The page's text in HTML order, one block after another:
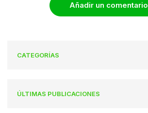
Añadir un comentario
CATEGORÍAS
ÚLTIMAS PUBLICACIONES